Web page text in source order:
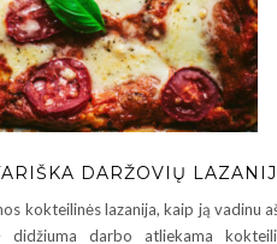
DARŽOVIŲ
kokteilinės lazanija, kaip ją vadinu
darbo atliekama